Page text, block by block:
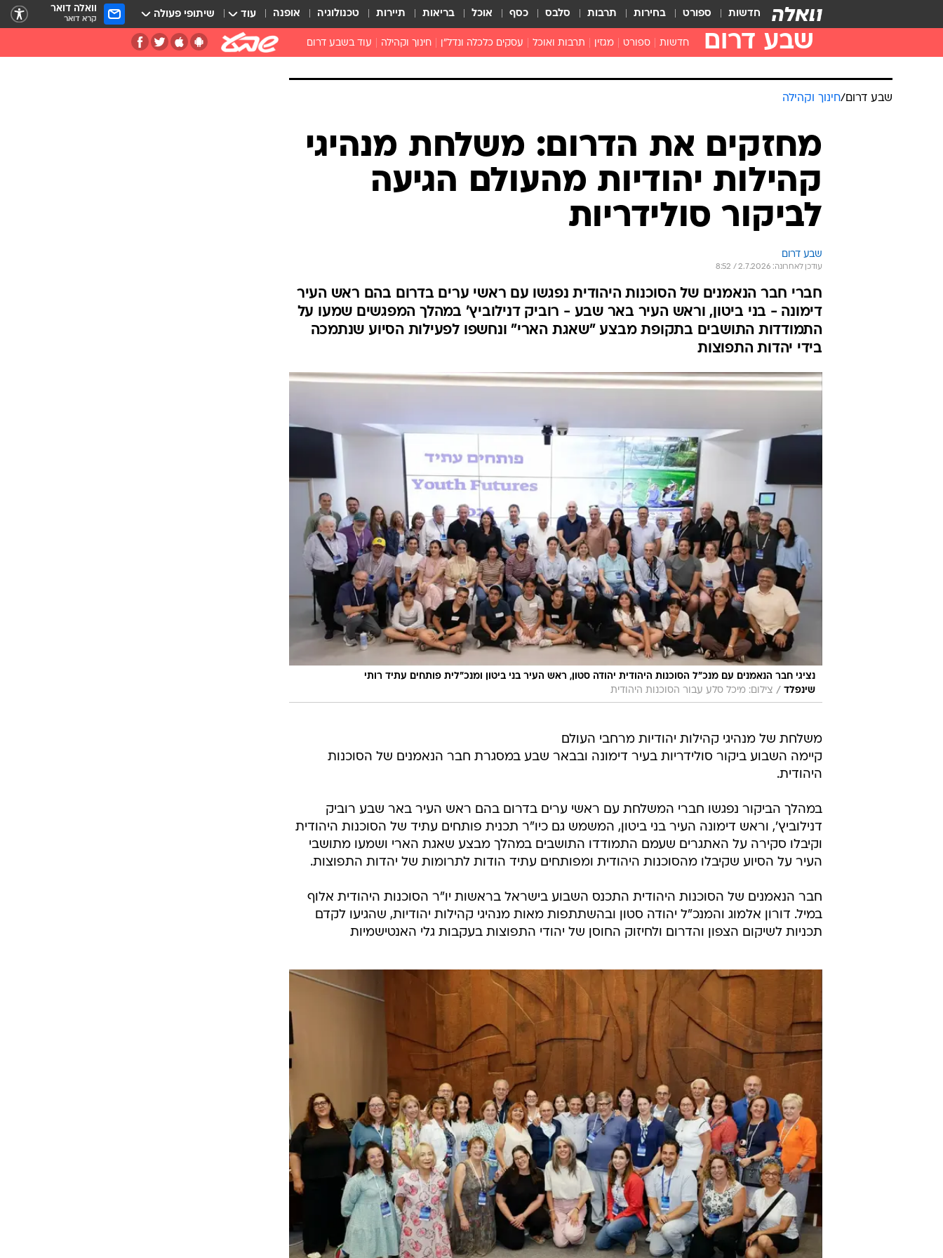
חדשות ספורט בחירות תרבות סלבס כסף אוכל בריאות תיירות טכנולוגיה אופנה עוד שיתופי פעולה וואלה דואר
קרא דואר
שבע דרום חדשות ספורט מגזין תרבות ואוכל עסקים כלכלה ונדל"ן חינוך וקהילה עוד בשבע דרום
שבע דרום/חינוך וקהילה
מחזקים את הדרום: משלחת מנהיגי
קהילות יהודיות מהעולם הגיעה
לביקור סולידריות
שבע דרום
עודכן לאחרונה: 2.7.2026 / 8:52
חברי חבר הנאמנים של הסוכנות היהודית נפגשו עם ראשי ערים בדרום בהם ראש העיר
דימונה - בני ביטון, וראש העיר באר שבע - רוביק דנילוביץ' במהלך המפגשים שמעו על
התמודדות התושבים בתקופת מבצע "שאגת הארי" ונחשפו לפעילות הסיוע שנתמכה
בידי יהדות התפוצות
נציגי חבר הנאמנים עם מנכ״ל הסוכנות היהודית יהודה סטון, ראש העיר בני ביטון ומנכ"לית פותחים עתיד רותי
שינפלד / צילום: מיכל סלע עבור הסוכנות היהודית
משלחת של מנהיגי קהילות יהודיות מרחבי העולם
קיימה השבוע ביקור סולידריות בעיר דימונה ובבאר שבע במסגרת חבר הנאמנים של הסוכנות
היהודית.
במהלך הביקור נפגשו חברי המשלחת עם ראשי ערים בדרום בהם ראש העיר באר שבע רוביק
דנילוביץ', וראש דימונה העיר בני ביטון, המשמש גם כיו"ר תכנית פותחים עתיד של הסוכנות היהודית
וקיבלו סקירה על האתגרים שעמם התמודדו התושבים במהלך מבצע שאגת הארי ושמעו מתושבי
העיר על הסיוע שקיבלו מהסוכנות היהודית ומפותחים עתיד הודות לתרומות של יהדות התפוצות.
חבר הנאמנים של הסוכנות היהודית התכנס השבוע בישראל בראשות יו"ר הסוכנות היהודית אלוף
במיל. דורון אלמוג והמנכ"ל יהודה סטון ובהשתתפות מאות מנהיגי קהילות יהודיות, שהגיעו לקדם
תכניות לשיקום הצפון והדרום ולחיזוק החוסן של יהודי התפוצות בעקבות גלי האנטישמיות